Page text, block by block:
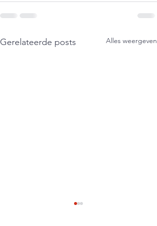
Gerelateerde posts Alles weergeven